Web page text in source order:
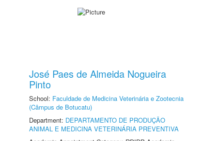
José Paes de Almeida Nogueira
Pinto
School: Faculdade de Medicina Veterinária e Zootecnia
(Câmpus de Botucatu)
Department: DEPARTAMENTO DE PRODUÇÃO
ANIMAL E MEDICINA VETERINÁRIA PREVENTIVA